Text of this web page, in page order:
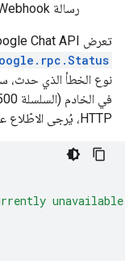
رسالة Webhook مهمًا.
تعرض Google Chat API الأخطاء على شكل
HTTP، يُرجى الاطّلاع على